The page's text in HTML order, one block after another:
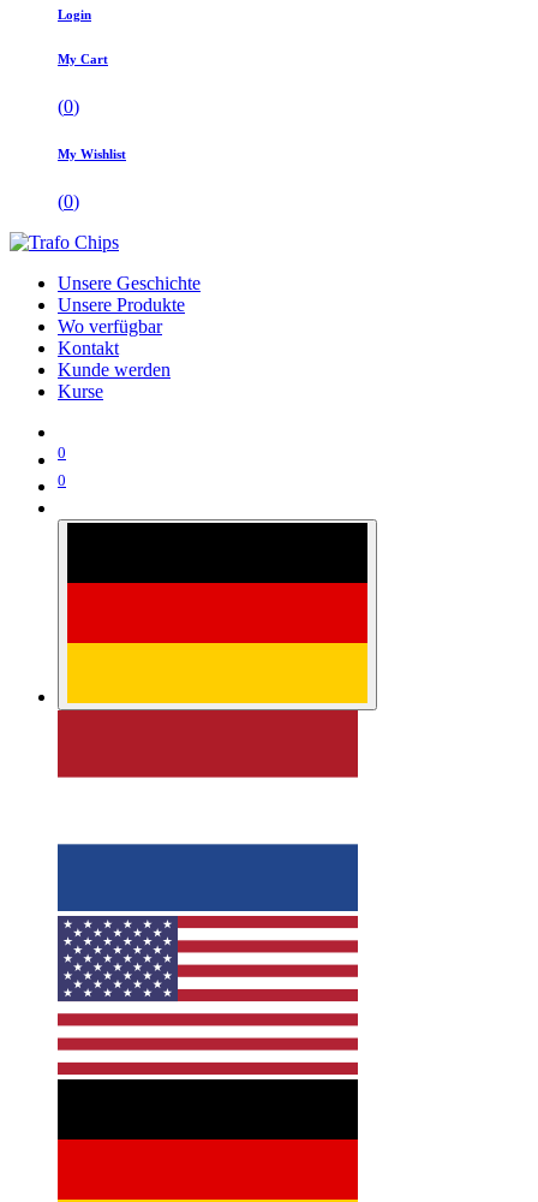
Login
My Cart
(0)
My Wishlist
(0)
Unsere Geschichte
Unsere Produkte
Wo verfügbar
Kontakt
Kunde werden
Kurse
0
0